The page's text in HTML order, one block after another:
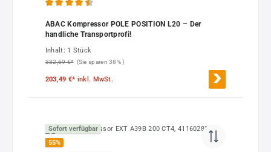
ABAC Kompressor POLE POSITION L20 – Der
handliche Transportprofi!
Inhalt: 1 Stück
332,69 €* (Sie sparen 38% )
203,49 €* inkl. MwSt.
Sofort verfügbar
55%